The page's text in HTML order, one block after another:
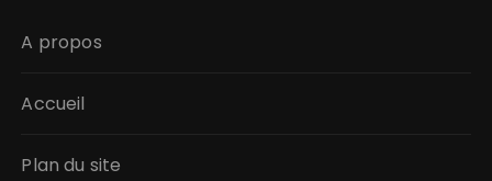
A propos
Accueil
Plan du site